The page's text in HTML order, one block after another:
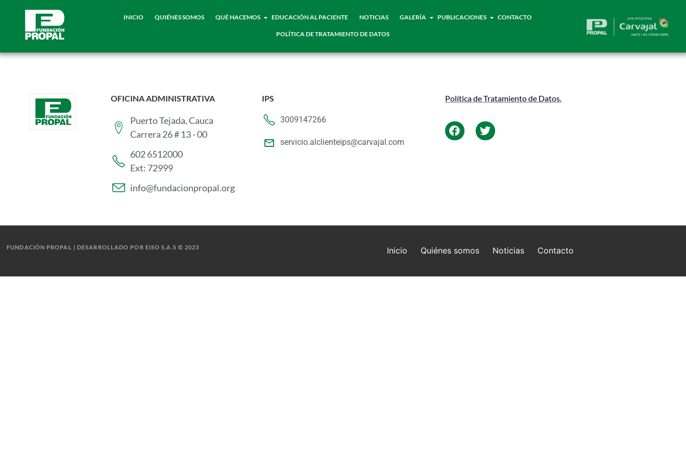
INICIO QUIÉNES SOMOS QUÉ HACEMOS EDUCACIÓN AL PACIENTE NOTICIAS GALERÍA PUBLICACIONES CONTACTO
POLÍTICA DE TRATAMIENTO DE DATOS
OFICINA ADMINISTRATIVA
Puerto Tejada, Cauca
Carrera 26 # 13 - 00
602 6512000
Ext: 72999
info@fundacionpropal.org
IPS
3009147266
servicio.alclienteips@carvajal.com
Política de Tratamiento de Datos.
FUNDACIÓN PROPAL | DESARROLLADO POR EISO S.A.S © 2023 Inicio Quiénes somos Noticias Contacto